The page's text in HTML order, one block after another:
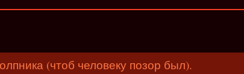
(чтоб человеку позор был).